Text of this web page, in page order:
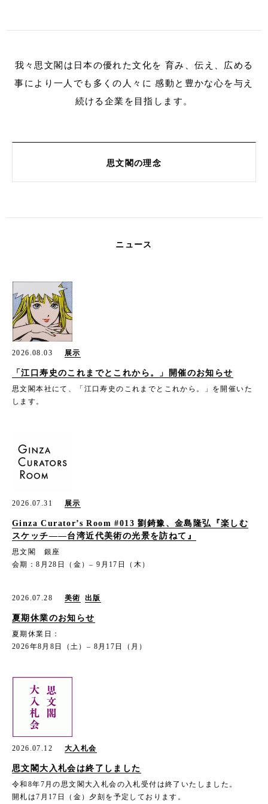
我々思文閣は日本の優れた文化を 育み、伝え、広める
事により一人でも多くの人々に 感動と豊かな心を与え
続ける企業を目指します。
思文閣の理念
ニュース
2026.08.03 展示
「江口寿史のこれまでとこれから。」開催のお知らせ
思文閣本社にて、「江口寿史のこれまでとこれから。」を開催いた
します。
2026.07.31 展示
Ginza Curator’s Room #013 劉錡豫、金島隆弘『楽しむ
スケッチ——台湾近代美術の光景を訪ねて』
思文閣 銀座
会期：8月28日（金）– 9月17日（木）
2026.07.28 美術 出版
夏期休業のお知らせ
夏期休業日：
2026年8月8日（土）– 8月17日（月）
2026.07.12 大入札会
思文閣大入札会は終了しました
令和8年7月の思文閣大入札会の入札受付は終了いたしました。
開札は7月17日（金）夕刻を予定しております。